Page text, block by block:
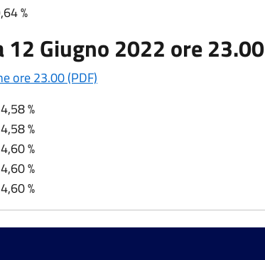
%
12 Giugno 2022 ore 23.00
ore 23.00 (PDF)
%
%
%
%
%